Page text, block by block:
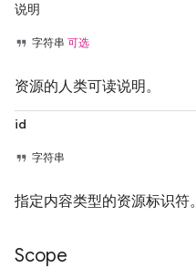
说明
字符串 可选
资源的人类可读说明。
id
字符串
指定内容类型的资源标识符。
Scope